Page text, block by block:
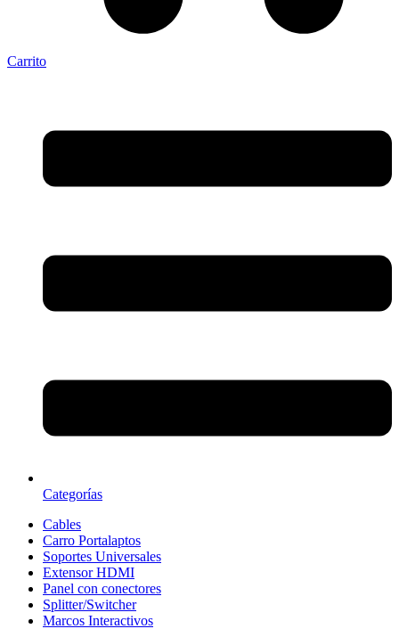
Carrito
Categorías
Cables
Carro Portalaptos
Soportes Universales
Extensor HDMI
Panel con conectores
Splitter/Switcher
Marcos Interactivos